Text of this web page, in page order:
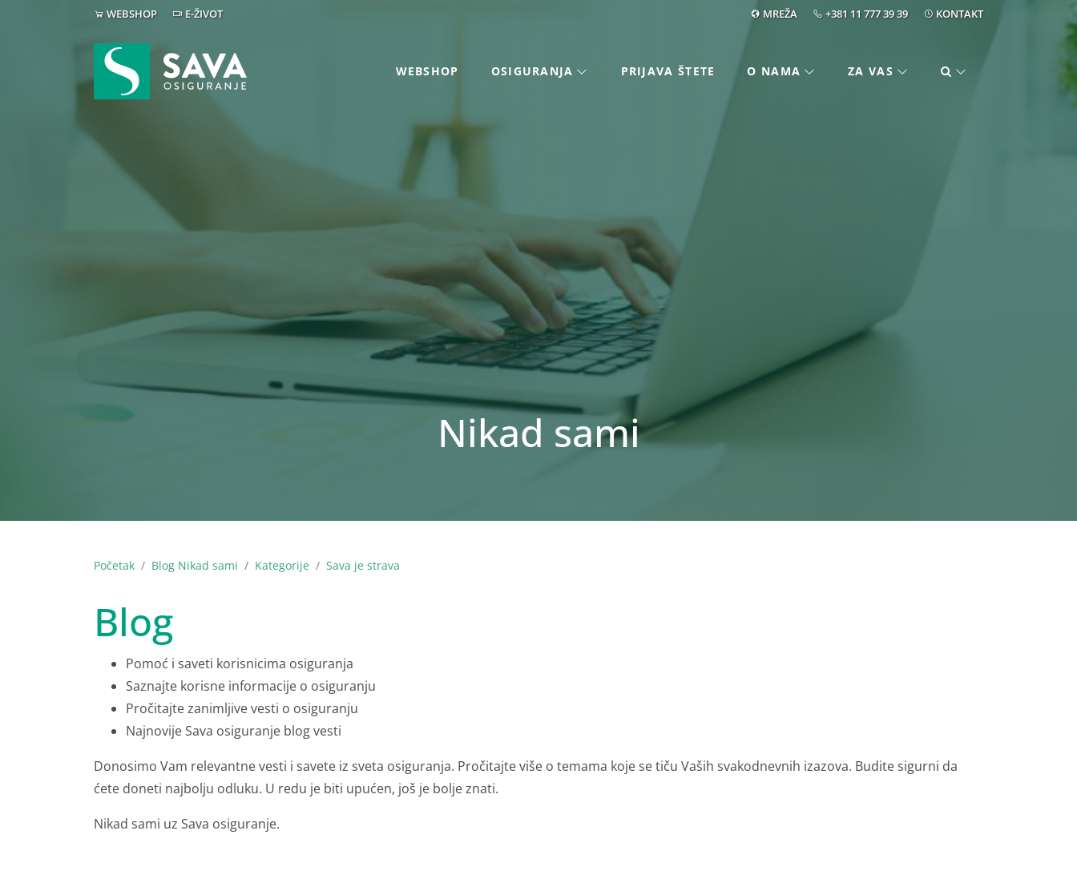
WEBSHOP E-ŽIVOT MREŽA +381 11 777 39 39 KONTAKT
WEBSHOP OSIGURANJA PRIJAVA ŠTETE O NAMA ZA VAS
Nikad sami
Početak Blog Nikad sami Kategorije Sava je strava
Blog
Pomoć i saveti korisnicima osiguranja
Saznajte korisne informacije o osiguranju
Pročitajte zanimljive vesti o osiguranju
Najnovije Sava osiguranje blog vesti
Donosimo Vam relevantne vesti i savete iz sveta osiguranja. Pročitajte više o temama koje se tiču Vaših svakodnevnih izazova. Budite sigurni da
ćete doneti najbolju odluku. U redu je biti upućen, još je bolje znati.
Nikad sami uz Sava osiguranje.